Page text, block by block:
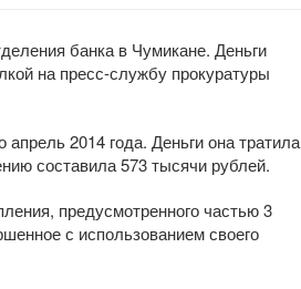
банка в Чумикане. Деньги
на пресс-службу прокуратуры
2014 года. Деньги она тратила
составила 573 тысячи рублей.
предусмотренного частью 3
с использованием своего